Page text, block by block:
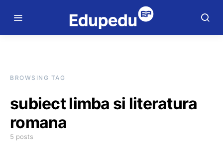
BROWSING TAG
subiect limba si literatura
romana
5 posts